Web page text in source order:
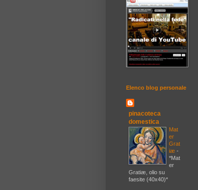
Elenco blog personale
pinacoteca
domestica
Mat
er
Grat
iæ -
*Mat
er
Gratiæ, olio su
faesite (40x40)*